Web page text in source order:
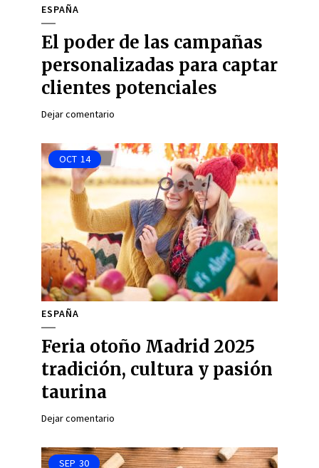
ESPAÑA
El poder de las campañas
personalizadas para captar
clientes potenciales
Dejar comentario
OCT 14
ESPAÑA
Feria otoño Madrid 2025
tradición, cultura y pasión
taurina
Dejar comentario
SEP 30